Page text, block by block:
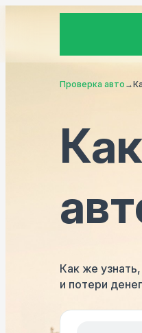
Проверка авто →
Как же
и потери